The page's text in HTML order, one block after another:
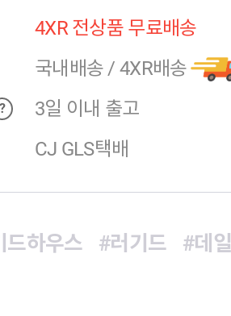
4XR 전상품 무료배송
국내배송 / 4XR배송
?
3일 이내 출고
CJ GLS택배
드하우스 #러기드 #데